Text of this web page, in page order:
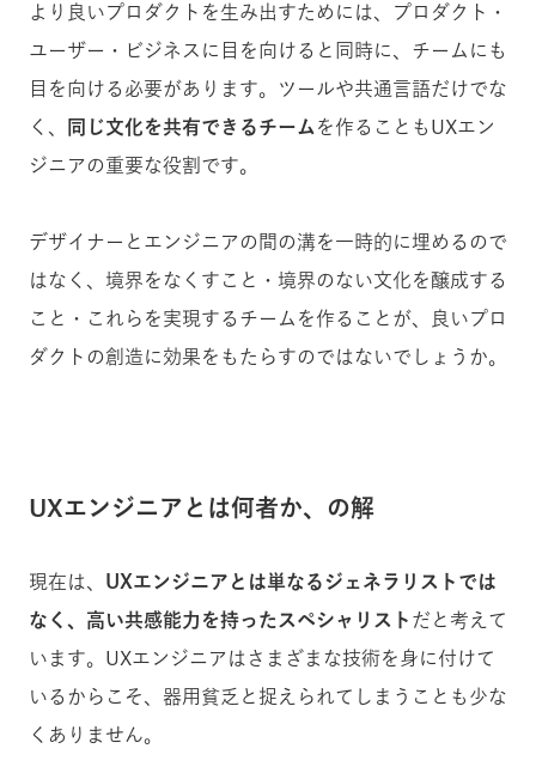
より良いプロダクトを生み出すためには、プロダクト・
ユーザー・ビジネスに目を向けると同時に、チームにも
目を向ける必要があります。ツールや共通言語だけでな
く、
同じ文化を共有できるチーム を作ることもUXエン
ジニアの重要な役割です。
デザイナーとエンジニアの間の溝を一時的に埋めるので
はなく、境界をなくすこと・境界のない文化を醸成する
こと・これらを実現するチームを作ることが、良いプロ
ダクトの創造に効果をもたらすのではないでしょうか。
UXエンジニアとは何者か、の解
現在は、 UXエンジニアとは単なるジェネラリストでは
なく、高い共感能力を持ったスペシャリスト だと考えて
います。UXエンジニアはさまざまな技術を身に付けて
いるからこそ、器用貧乏と捉えられてしまうことも少な
くありません。